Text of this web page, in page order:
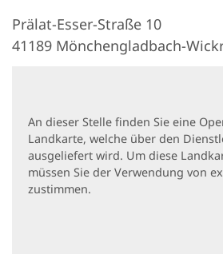
Prälat-Esser-Straße 10
41189 Mönchengladbach-
An dieser Stelle finden Sie eine
Landkarte, welche über den
ausgeliefert wird. Um diese
müssen Sie der Verwendung von
zustimmen.